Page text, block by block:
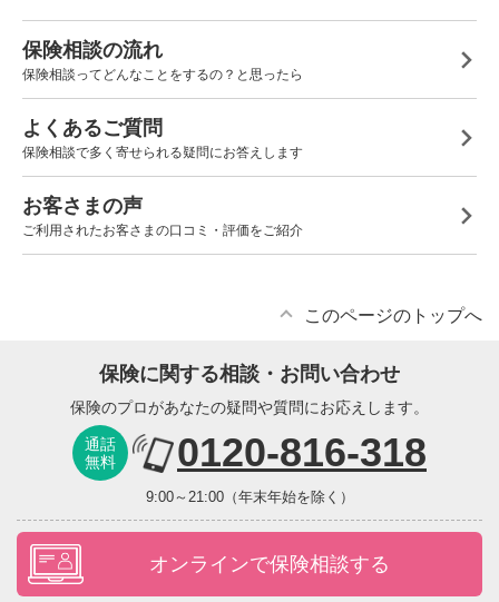
保険相談の流れ
保険相談ってどんなことをするの？と思ったら
よくあるご質問
保険相談で多く寄せられる疑問にお答えします
お客さまの声
ご利用されたお客さまの口コミ・評価をご紹介
このページのトップへ
保険に関する相談・お問い合わせ
保険のプロがあなたの疑問や質問にお応えします。
通話
無料
0120-816-318
9:00～21:00（年末年始を除く）
オンラインで保険相談する